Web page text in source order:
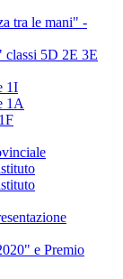
tra le mani" -
classi 5D 2E 3E
1I
1A
e Premio